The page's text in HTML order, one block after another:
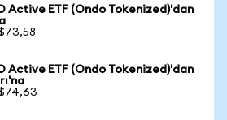
Active ETF (Ondo Tokenized)'dan
Active ETF (Ondo Tokenized)'dan